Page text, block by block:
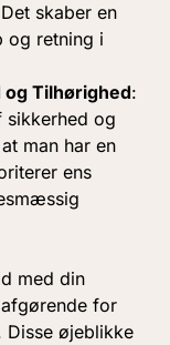
skaber en
og retning i
og Tilhørighed:
sikkerhed og
man har en
ens
med din
for
Disse øjeblikke